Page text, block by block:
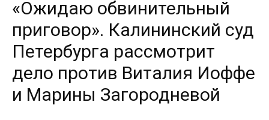
«Ожидаю обвинительный
приговор». Калининский суд
Петербурга рассмотрит
дело против Виталия Иоффе
и Марины Загородневой